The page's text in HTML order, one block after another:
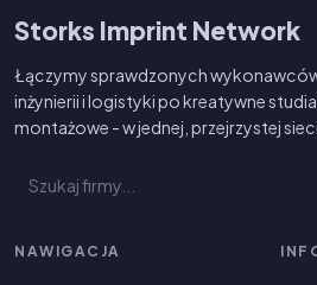
Storks Imprint Network
Łączymy sprawdzonych
inżynierii i logistyki po kreatywne studia
montażowe - w jednej, przejrzystej sieci.
NAWIGACJA